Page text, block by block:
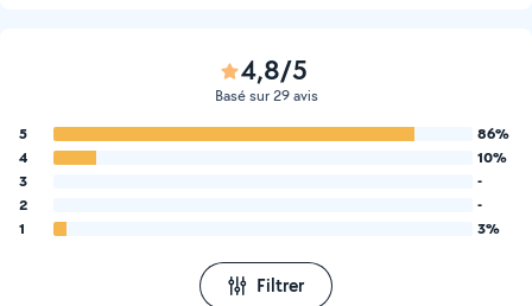
4,8/5
Basé sur 29 avis
5
86%
4
10%
3
-
2
-
1
3%
Filtrer